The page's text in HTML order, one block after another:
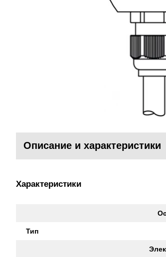
Описание и характеристики
Характеристики
Тип